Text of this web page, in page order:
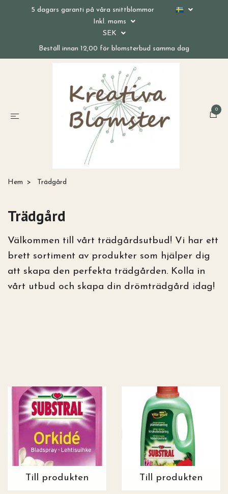
5 dagars garanti på våra snittblommor
Inkl. moms
SEK
Beställ innan 12,00 för blomsterbud samma dag
0
Hem Trädgård
Trädgård
Välkommen till vårt trädgårdsutbud! Vi har ett
brett sortiment av produkter som hjälper dig
att skapa den perfekta trädgården. Kolla in
vårt utbud och skapa din drömträdgård idag!
Till produkten Till produkten